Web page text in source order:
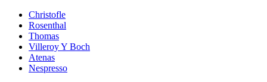
Christofle
Rosenthal
Thomas
Villeroy Y Boch
Atenas
Nespresso